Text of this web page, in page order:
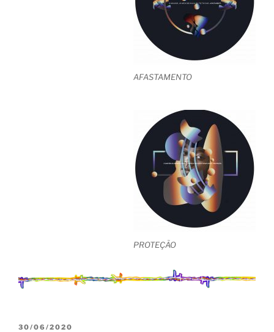
AFASTAMENTO
PROTEÇÃO
PUBLICADO
30/06/2020